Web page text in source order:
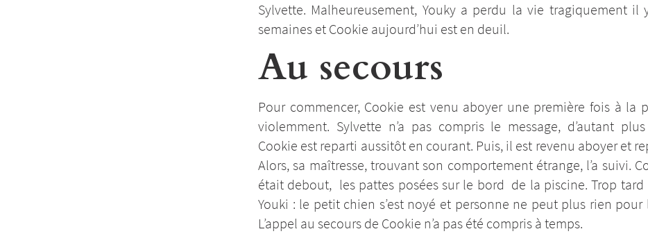
Sylvette. Malheureusement, Youky a perdu la vie tragiquement il
semaines et Cookie aujourd’hui est en deuil.
Au secours
Pour commencer, Cookie est venu aboyer une première fois à la
violemment. Sylvette n’a pas compris le message, d’autant
Cookie est reparti aussitôt en courant. Puis, il est revenu aboyer et
Alors, sa maîtresse, trouvant son comportement étrange, l’a suivi.
était debout, les pattes posées sur le bord de la piscine. Trop tard
Youki : le petit chien s’est noyé et personne ne peut plus rien
L’appel au secours de Cookie n’a pas été compris à temps.